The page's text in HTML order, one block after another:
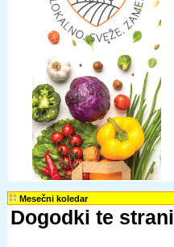
Mesečni koledar
Dogodki te strani